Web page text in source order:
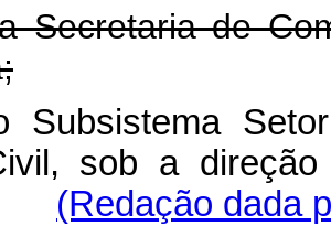
Secretaria de
sob a direção
(Redação dada